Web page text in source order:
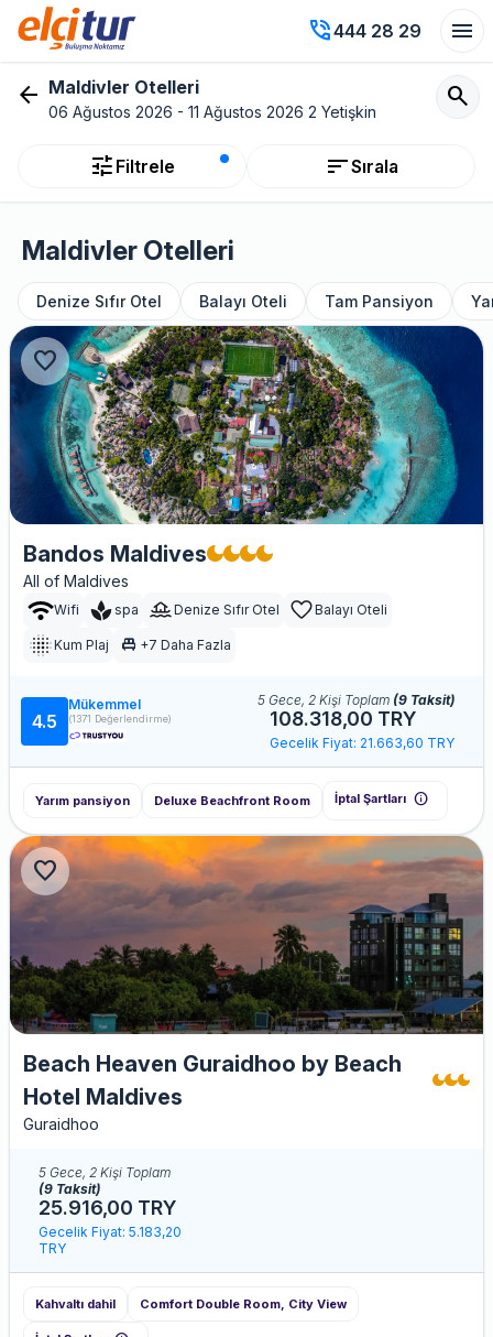
phone_in_talk444 28 29 menu
arrow_back Maldivler Otelleri
06 Ağustos 2026 - 11 Ağustos 2026 2 Yetişkin
search
tune Filtrele sortSırala
Maldivler Otelleri
Denize Sıfır Otel Balayı Oteli Tam Pansiyon
favorite
Bandos Maldives
All of Maldives
Wifi spa Denize Sıfır Otel Balayı Oteli
Kum Plaj single_bed +7 Daha Fazla
4.5
Mükemmel
(1371 Değerlendirme)
5 Gece, 2 Kişi Toplam (9 Taksit)
108.318,00 TRY
Gecelik Fiyat: 21.663,60 TRY
Yarım pansiyon Deluxe Beachfront Room İptal Şartları info
favorite
Beach Heaven Guraidhoo by Beach
Hotel Maldives
Guraidhoo
5 Gece, 2 Kişi Toplam
(9 Taksit)
25.916,00 TRY
Gecelik Fiyat: 5.183,20
TRY
Kahvaltı dahil Comfort Double Room, City View